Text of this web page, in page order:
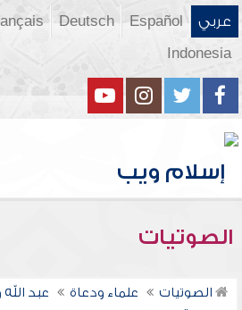
عربي Español
Deutsch
Indonesia
الصوتيات
الصوتيات علماء ودعاة
عبد